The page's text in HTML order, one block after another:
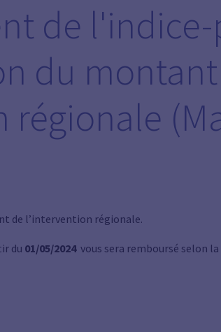
de
du
régionale
de l’intervention régionale.
du 01/05/2024vous sera remboursé selon la